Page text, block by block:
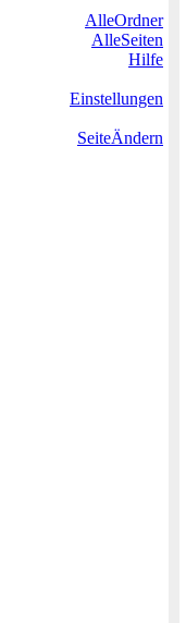
AlleOrdner
AlleSeiten
Hilfe
Einstellungen
SeiteÄndern